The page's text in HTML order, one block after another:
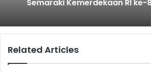
Semaraki Kemerdekaan RI ke-
Related Articles